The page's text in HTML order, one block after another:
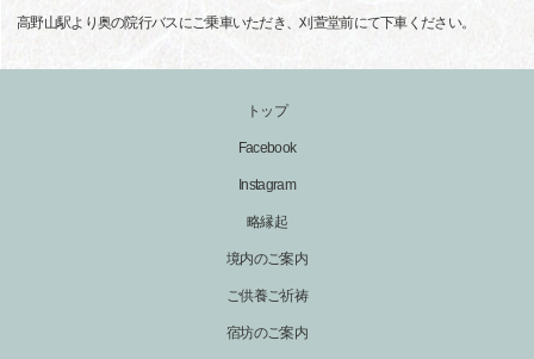
高野山駅より奥の院行バスにご乗車いただき、刈萱堂前にて下車ください。
トップ
Facebook
Instagram
略縁起
境内のご案内
ご供養ご祈祷
宿坊のご案内